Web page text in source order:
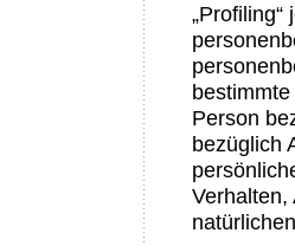
Person
bezüglich
Verhalten,